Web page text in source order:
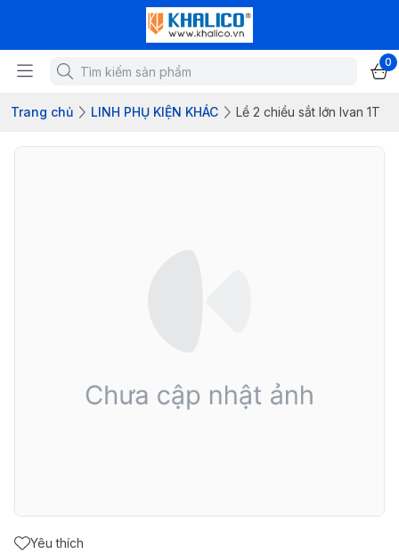
0
Trang chủ LINH PHỤ KIỆN KHÁC Lề 2 chiều sắt lớn Ivan 1T
Yêu thích